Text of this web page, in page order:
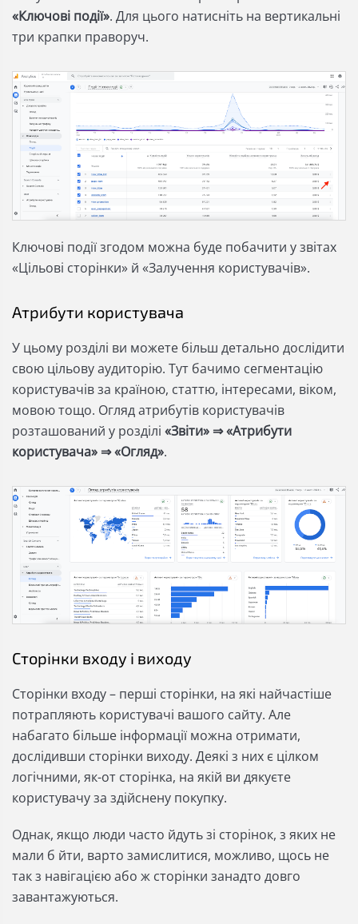
«Ключові події». Для цього натисніть на вертикальні
три крапки праворуч.
Ключові події згодом можна буде побачити у звітах
«Цільові сторінки» й «Залучення користувачів».
Атрибути користувача
У цьому розділі ви можете більш детально дослідити
свою цільову аудиторію. Тут бачимо сегментацію
користувачів за країною, статтю, інтересами, віком,
мовою тощо. Огляд атрибутів користувачів
розташований у розділі «Звіти» ⇒ «Атрибути
користувача» ⇒ «Огляд».
Сторінки входу і виходу
Сторінки входу – перші сторінки, на які найчастіше
потрапляють користувачі вашого сайту. Але
набагато більше інформації можна отримати,
дослідивши сторінки виходу. Деякі з них є цілком
логічними, як-от сторінка, на якій ви дякуєте
користувачу за здійснену покупку.
Однак, якщо люди часто йдуть зі сторінок, з яких не
мали б йти, варто замислитися, можливо, щось не
так з навігацією або ж сторінки занадто довго
завантажуються.